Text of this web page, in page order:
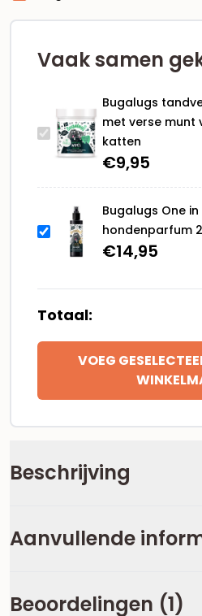
Beschrijving
Aanvullende
Beoordelingen (1)
Vaak samen
Bugalugs
met verse munt
katten
€9,95
Bugalugs One in
hondenparfum
€14,95
Totaal:
VOEG